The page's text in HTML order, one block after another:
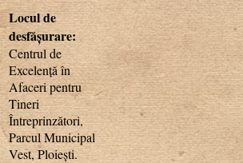
Locul de
desfășurare:
Centrul de
Excelență în
Afaceri pentru
Tineri
Întreprinzători,
Parcul Municipal
Vest, Ploiești.